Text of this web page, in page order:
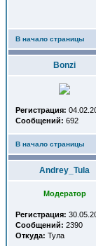
В начало страницы
Bonzi
Регистрация:
Сообщений: 692
В начало страницы
Andrey_Tula
Модератор
Регистрация:
Сообщений: 2390
Откуда: Тула